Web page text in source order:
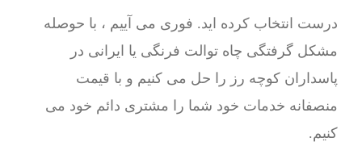
درست انتخاب کرده اید. فوری می آییم ، با حوصله
مشکل گرفتگی چاه توالت فرنگی یا ایرانی در
پاسداران کوچه رز را حل می کنیم و با قیمت
منصفانه خدمات خود شما را مشتری دائم خود می
کنیم.